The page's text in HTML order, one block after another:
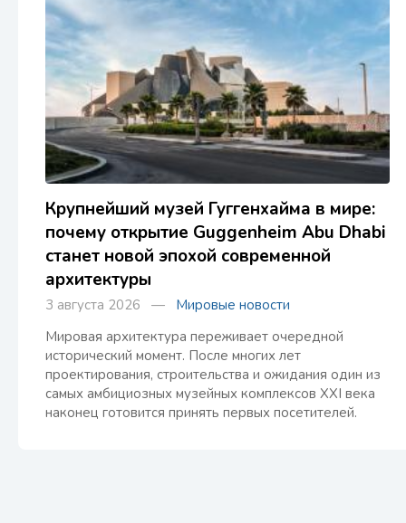
Крупнейший музей Гуггенхайма в мире:
почему открытие Guggenheim Abu Dhabi
станет новой эпохой современной
архитектуры
3 августа 2026 — Мировые новости
Мировая архитектура переживает очередной
исторический момент. После многих лет
проектирования, строительства и ожидания один из
самых амбициозных музейных комплексов XXI века
наконец готовится принять первых посетителей.